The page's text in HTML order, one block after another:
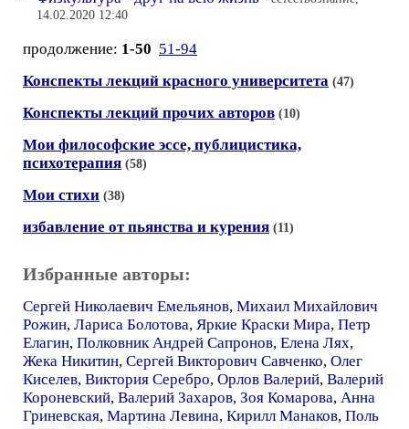
14.02.2020 12:40
продолжение: 1-50 51-94
Конспекты лекций красного университета (47)
Конспекты лекций прочих авторов (10)
Мои философские эссе, публицистика,
психотерапия (58)
Мои стихи (38)
избавление от пьянства и курения (11)
Избранные авторы:
Сергей Николаевич Емельянов, Михаил Михайлович
Рожин, Лариса Болотова, Яркие Краски Мира, Петр
Елагин, Полковник Андрей Сапронов, Елена Лях,
Жека Никитин, Сергей Викторович Савченко, Олег
Киселев, Виктория Серебро, Орлов Валерий, Валерий
Короневский, Валерий Захаров, Зоя Комарова, Анна
Гриневская, Мартина Левина, Кирилл Манаков, Поль